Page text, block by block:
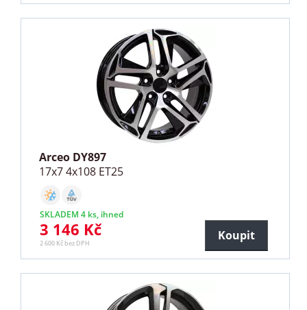
Arceo DY897
17x7 4x108 ET25
SKLADEM 4 ks, ihned
3 146 Kč
2 600 Kč bez DPH
Koupit